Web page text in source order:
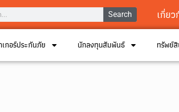
Search เกี่ยว
เกอร์ประกันภัย นักลงทุนสัมพันธ์ ทรัพย์